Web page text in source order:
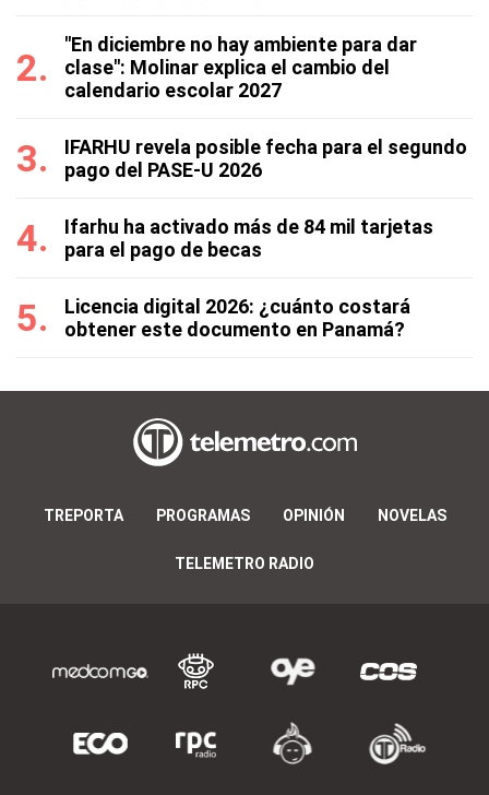
"En diciembre no hay ambiente para dar
clase": Molinar explica el cambio del
calendario escolar 2027
IFARHU revela posible fecha para el segundo
pago del PASE-U 2026
Ifarhu ha activado más de 84 mil tarjetas
para el pago de becas
Licencia digital 2026: ¿cuánto costará
obtener este documento en Panamá?
TREPORTA PROGRAMAS OPINIÓN NOVELAS
TELEMETRO RADIO